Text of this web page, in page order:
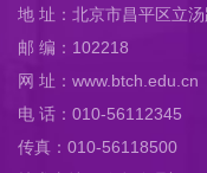
地 址：北京市昌平区立
邮 编：102218
网 址：www.btch.edu.cn
电 话：010-56112345
传真：010-56118500